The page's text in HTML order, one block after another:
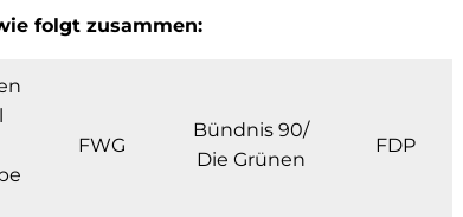
folgt zusammen:
FWG
Bündnis 90/
Die Grünen
FDP